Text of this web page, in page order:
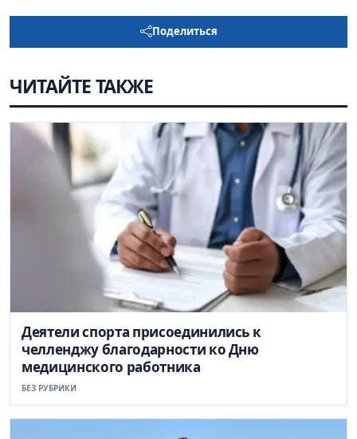
Поделиться
ЧИТАЙТЕ ТАКЖЕ
Деятели спорта присоединились к
челленджу благодарности ко Дню
медицинского работника
БЕЗ РУБРИКИ